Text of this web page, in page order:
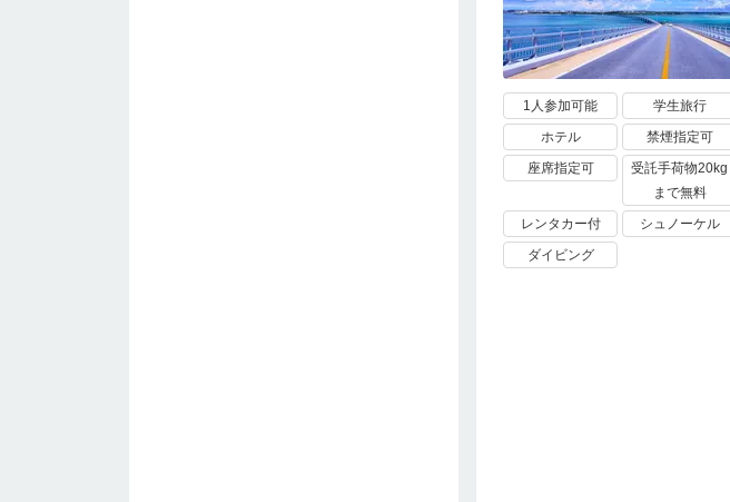
1人参加可能
学生旅行
ホテル
禁煙指定可
座席指定可
受託手荷物20kg
まで無料
レンタカー付
シュノーケル
ダイビング